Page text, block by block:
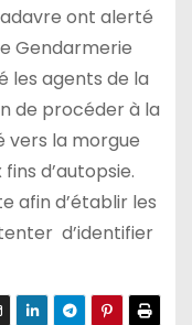
ont alerté
Gendarmerie
les agents de la
de procéder à la
vers la morgue
d’autopsie.
afin d’établir les
d’identifier